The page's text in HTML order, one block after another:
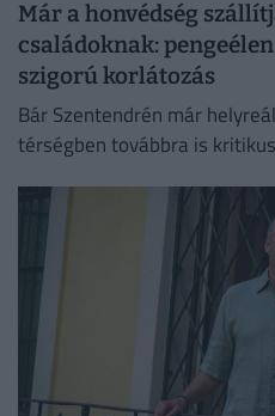
Már a honvédség
családoknak:
szigorú korlátozás
Bár Szentendrén már
térségben továbbra is